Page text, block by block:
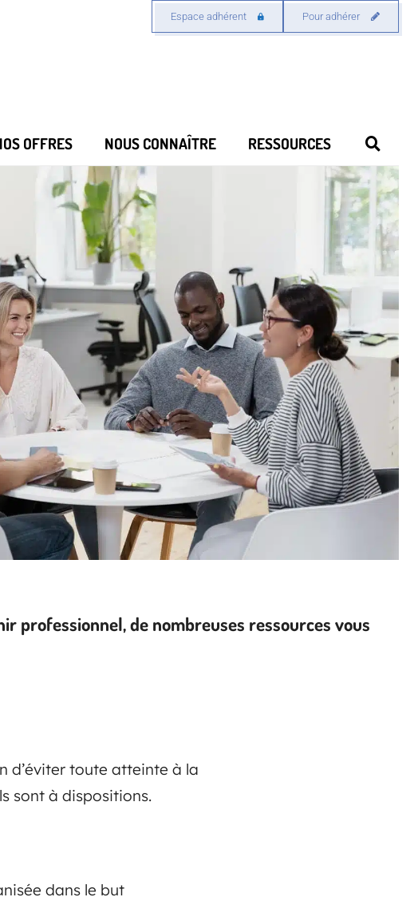
Espace adhérent Pour adhérer
OFFRES NOUS CONNAÎTRE RESSOURCES
professionnel, de nombreuses ressources vous
d’éviter toute atteinte à la
sont à dispositions.
dans le but